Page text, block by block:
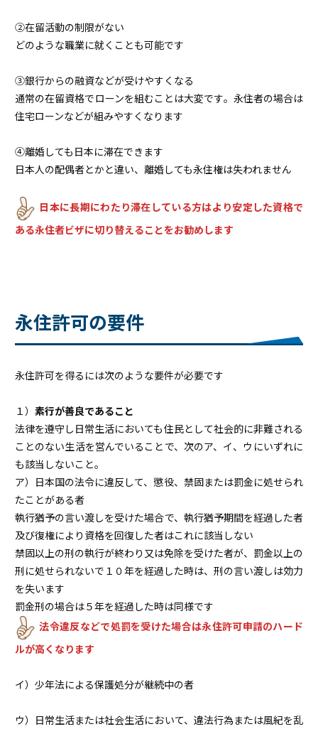
②在留活動の制限がない
どのような職業に就くことも可能です
③銀行からの融資などが受けやすくなる
通常の在留資格でローンを組むことは大変です。永住者の場合は
住宅ローンなどが組みやすくなります
④離婚しても日本に滞在できます
日本人の配偶者とかと違い、離婚しても永住権は失われません
日本に長期にわたり滞在している方はより安定した資格で
ある永住者ビザに切り替えることをお勧めします
永住許可の要件
永住許可を得るには次のような要件が必要です
１） 素行が善良であること
法律を遵守し日常生活においても住民として社会的に非難される
ことのない生活を営んでいることで、次のア、イ、ウにいずれに
も該当しないこと。
ア）日本国の法令に違反して、懲役、禁固または罰金に処せられ
たことがある者
執行猶予の言い渡しを受けた場合で、執行猶予期間を経過した者
及び復権により資格を回復した者はこれに該当しない
禁固以上の刑の執行が終わり又は免除を受けた者が、罰金以上の
刑に処せられないで１０年を経過した時は、刑の言い渡しは効力
を失います
罰金刑の場合は５年を経過した時は同様です
法令違反などで処罰を受けた場合は永住許可申請のハード
ルが高くなります
イ）少年法による保護処分が継続中の者
ウ）日常生活または社会生活において、違法行為または風紀を乱